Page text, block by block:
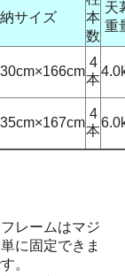
サイズ
本
数
天
重
4
本
4
本
レームはマジ
に固定できま
。